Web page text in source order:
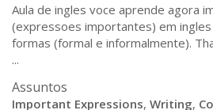
Aula de ingles voce aprende agora
(expressoes importantes) em
formas (formal e informalmente).
...
Assuntos
Important Expressions, Writing,